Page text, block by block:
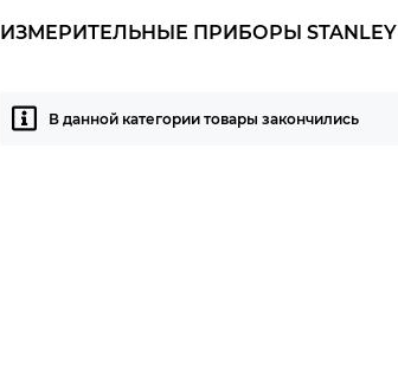
ИЗМЕРИТЕЛЬНЫЕ ПРИБОРЫ STANLEY
В данной категории товары закончились